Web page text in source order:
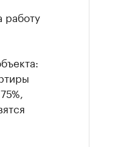
работу